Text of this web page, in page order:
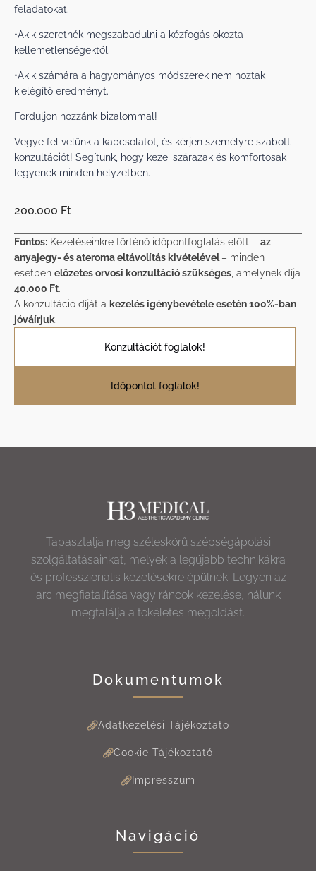
feladatokat.
•Akik szeretnék megszabadulni a kézfogás okozta
kellemetlenségektől.
•Akik számára a hagyományos módszerek nem hoztak
kielégítő eredményt.
Forduljon hozzánk bizalommal!
Vegye fel velünk a kapcsolatot, és kérjen személyre szabott
konzultációt! Segítünk, hogy kezei szárazak és komfortosak
legyenek minden helyzetben.
200.000 Ft
Fontos: Kezeléseinkre történő időpontfoglalás előtt – az
anyajegy- és ateroma eltávolítás kivételével– minden
esetben előzetes orvosi konzultáció szükséges , amelynek díja
40.000 Ft.
A konzultáció díját a kezelés igénybevétele esetén 100%-ban
jóváírjuk.
Konzultációt foglalok!
Időpontot foglalok!
Tapasztalja meg széleskörű szépségápolási
szolgáltatásainkat, melyek a legújabb technikákra
és professzionális kezelésekre épülnek. Legyen az
arc megfiatalítása vagy ráncok kezelése, nálunk
megtalálja a tökéletes megoldást.
Dokumentumok
Adatkezelési Tájékoztató
Cookie Tájékoztató
Impresszum
Navigáció